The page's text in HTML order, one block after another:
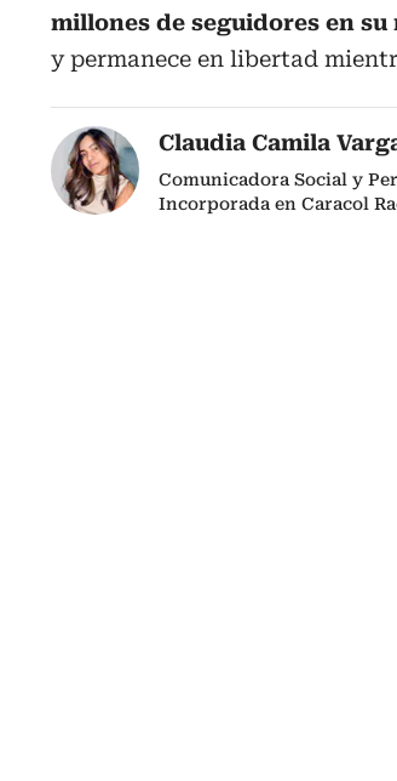
millones de seguidores en
y permanece en libertad
Claudia Camila
Comunicadora Social y
Incorporada en Caracol